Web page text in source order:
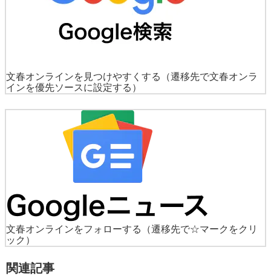
文春オンラインを見つけやすくする
（遷移先で文春オンラ
インを優先ソースに設定する）
文春オンラインをフォローする
（遷移先で☆マークをクリ
ック）
関連記事